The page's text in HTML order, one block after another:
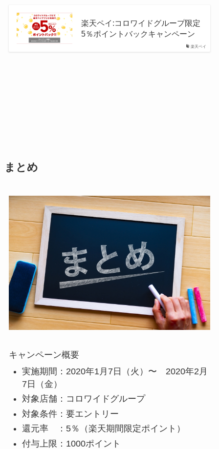
楽天ペイ
楽天ペイ:コロワイドグループ限定
5％ポイントバックキャンペーン
まとめ
キャンペーン概要
実施期間：2020年1月7日（火）〜 2020年2月
7日（金）
対象店舗：コロワイドグループ
対象条件：要エントリー
還元率 ：5％（楽天期間限定ポイント）
付与上限：1000ポイント